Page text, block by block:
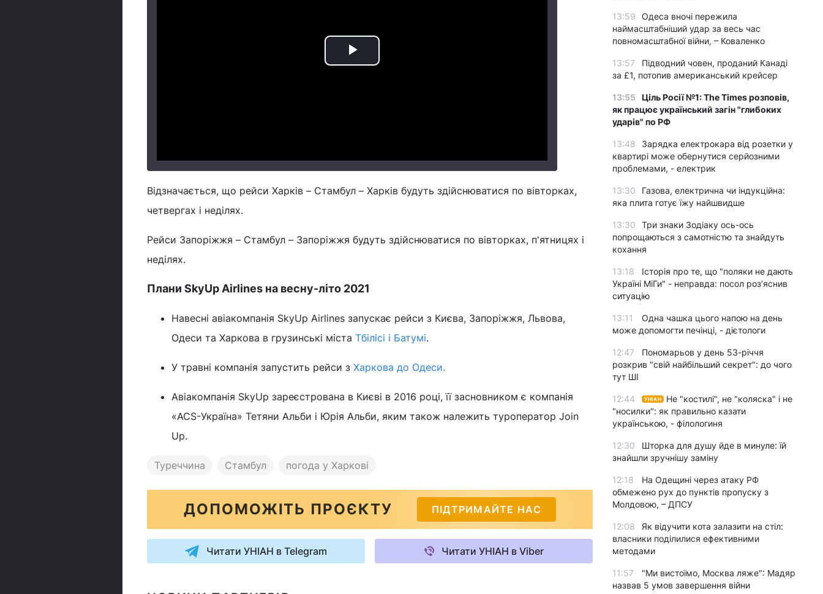
Play
Відзначається, що рейси Харків – Стамбул – Харків будуть здійснюватися по вівторках,
четвергах і неділях.
Рейси Запоріжжя – Стамбул – Запоріжжя будуть здійснюватися по вівторках, п'ятницях і
неділях.
Плани SkyUp Airlines на весну-літо 2021
Навесні авіакомпанія SkyUp Airlines запускає рейси з Києва, Запоріжжя, Львова,
Одеси та Харкова в грузинські міста Тбілісі і Батумі.
У травні компанія запустить рейси з Харкова до Одеси.
Авіакомпанія SkyUp зареєстрована в Києві в 2016 році, її засновником є компанія
«ACS-Україна» Тетяни Альби і Юрія Альби, яким також належить туроператор Join
Up.
Туреччина Стамбул погода у Харкові
ДОПОМОЖІТЬ ПРОЄКТУ ПІДТРИМАЙТЕ НАС
Читати УНІАН в Telegram Читати УНІАН в Viber
13:59
Одеса вночі пережила
наймасштабніший удар за весь час
повномасштабної війни, – Коваленко
13:57
Підводний човен, проданий Канаді
за £1, потопив американський крейсер
13:55 Ціль Росії №1: The Times розповів,
як працює український загін "глибоких
ударів" по РФ
13:48
Зарядка електрокара від розетки у
квартирі може обернутися серйозними
проблемами, - електрик
13:30
Газова, електрична чи індукційна:
яка плита готує їжу найшвидше
13:30
Три знаки Зодіаку ось-ось
попрощаються з самотністю та знайдуть
кохання
13:18
Історія про те, що "поляки не дають
Україні МіГи" - неправда: посол роз’яснив
ситуацію
13:11
Одна чашка цього напою на день
може допомогти печінці, - дієтологи
12:47
Пономарьов у день 53-річчя
розкрив "свій найбільший секрет": до чого
тут ШІ
12:44 УНІАН
Не "костилі", не "коляска" і не
"носилки": як правильно казати
українською, - філологиня
12:30
Шторка для душу йде в минуле: їй
знайшли зручнішу заміну
12:18
На Одещині через атаку РФ
обмежено рух до пунктів пропуску з
Молдовою, – ДПСУ
12:08
Як відучити кота залазити на стіл:
власники поділилися ефективними
методами
11:57
"Ми вистоїмо, Москва ляже": Мадяр
назвав 5 умов завершення війни